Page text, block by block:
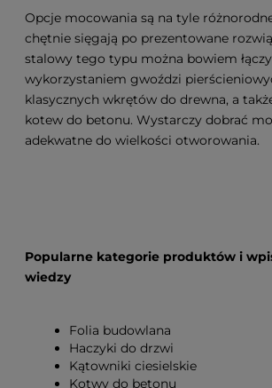
Opcje mocowania są na tyle
chętnie sięgają po prezentowane
stalowy tego typu można bowiem
wykorzystaniem gwoździ
klasycznych wkrętów do drewna, a
kotew do betonu. Wystarczy dobrać
adekwatne do wielkości otworowania.
Popularne kategorie produktów i
wiedzy
Folia budowlana
Haczyki do drzwi
Kątowniki ciesielskie
Kotwy do betonu